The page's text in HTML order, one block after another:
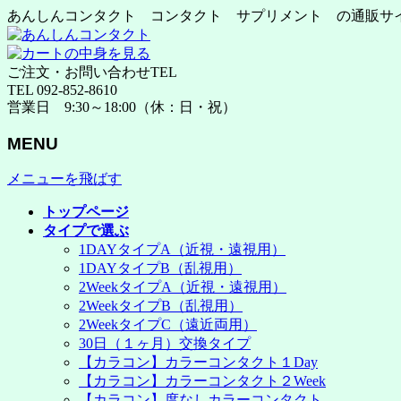
あんしんコンタクト コンタクト サプリメント の通販サ
ご注文・お問い合わせTEL
TEL 092-852-8610
営業日 9:30～18:00（休：日・祝）
MENU
メニューを飛ばす
トップページ
タイプで選ぶ
1DAYタイプA（近視・遠視用）
1DAYタイプB（乱視用）
2WeekタイプA（近視・遠視用）
2WeekタイプB（乱視用）
2WeekタイプC（遠近両用）
30日（１ヶ月）交換タイプ
【カラコン】カラーコンタクト１Day
【カラコン】カラーコンタクト２Week